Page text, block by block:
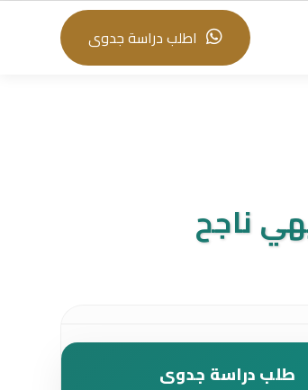
اطلب دراسة جدوى
ناجح
طلب دراسة جدوى